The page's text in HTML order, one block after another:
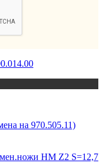
на 970.505.11)
HM Z2 S=12,7